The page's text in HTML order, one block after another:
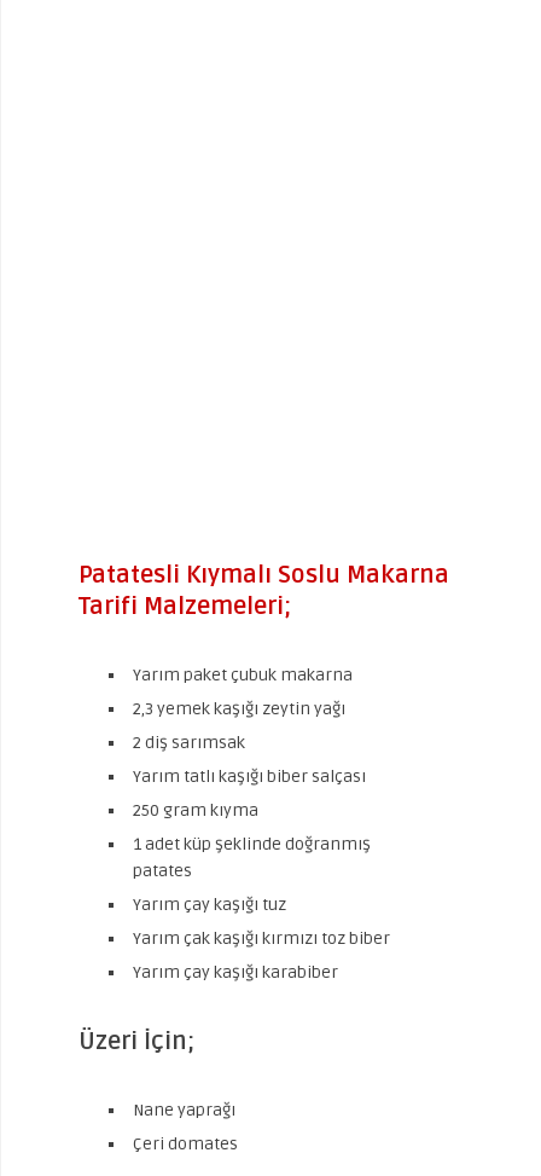
Patatesli Kıymalı Soslu Makarna
Tarifi Malzemeleri;
Yarım paket çubuk makarna
2,3 yemek kaşığı zeytin yağı
2 diş sarımsak
Yarım tatlı kaşığı biber salçası
250 gram kıyma
1 adet küp şeklinde doğranmış
patates
Yarım çay kaşığı tuz
Yarım çak kaşığı kırmızı toz biber
Yarım çay kaşığı karabiber
Üzeri İçin;
Nane yaprağı
Çeri domates